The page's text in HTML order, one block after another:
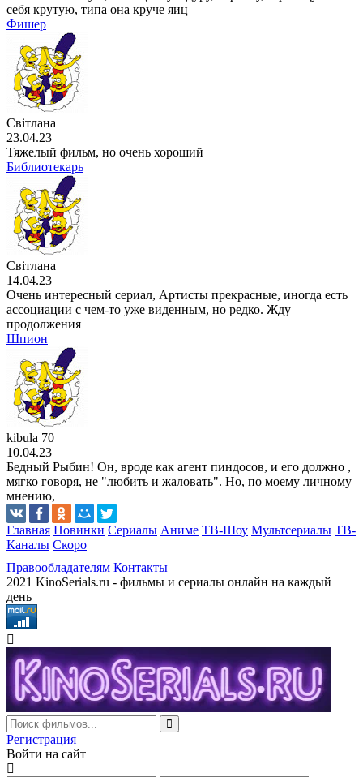
себя крутую, типа она круче яиц
Фишер
Світлана
23.04.23
Тяжелый фильм, но очень хороший
Библиотекарь
Світлана
14.04.23
Очень интересный сериал, Артисты прекрасные, иногда есть
ассоциации с чем-то уже виденным, но редко. Жду
продолжения
Шпион
kibula 70
10.04.23
Бедный Рыбин! Он, вроде как агент пиндосов, и его должно ,
мягко говоря, не "любить и жаловать". Но, по моему личному
мнению,
Главная Новинки Сериалы Аниме ТВ-Шоу Мультсериалы ТВ-
Каналы Скоро
Правообладателям Контакты
2021 KinoSerials.ru - фильмы и сериалы онлайн на каждый
день
Регистрация
Войти на сайт